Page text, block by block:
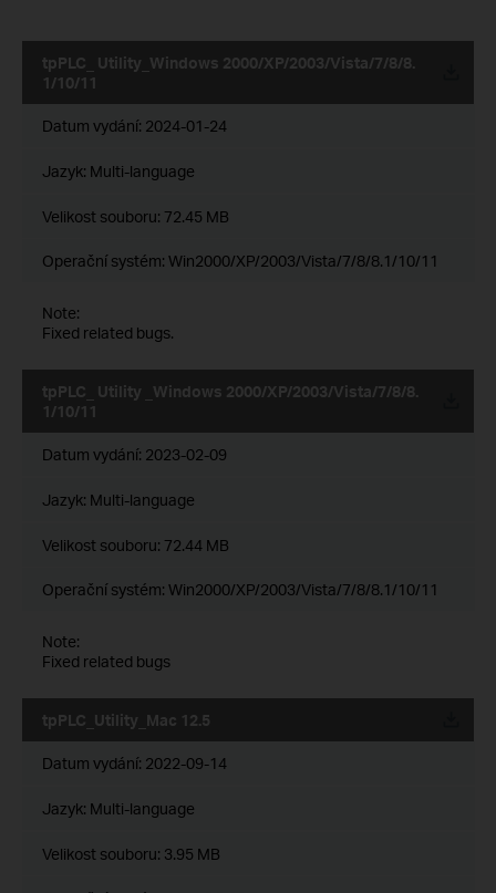
tpPLC_ Utility_Windows 2000/XP/2003/Vista/7/8/8.
1/10/11
Datum vydání: 2024-01-24
Jazyk: Multi-language
Velikost souboru: 72.45 MB
Operační systém: Win2000/XP/2003/Vista/7/8/8.1/10/11
Note:
Fixed related bugs.
tpPLC_ Utility _Windows 2000/XP/2003/Vista/7/8/8.
1/10/11
Datum vydání: 2023-02-09
Jazyk: Multi-language
Velikost souboru: 72.44 MB
Operační systém: Win2000/XP/2003/Vista/7/8/8.1/10/11
Note:
Fixed related bugs
tpPLC_Utility_Mac 12.5
Datum vydání: 2022-09-14
Jazyk: Multi-language
Velikost souboru: 3.95 MB